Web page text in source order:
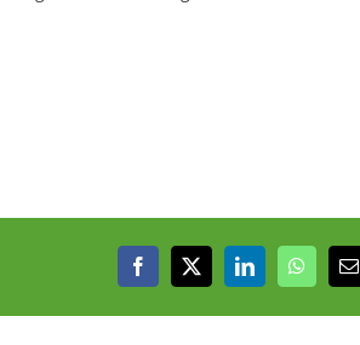
Facebook
X LinkedIn
E-